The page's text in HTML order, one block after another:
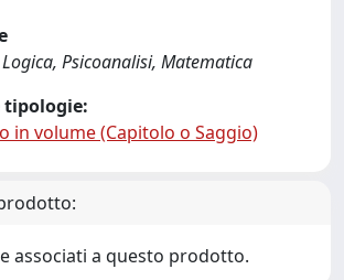
Psicoanalisi, Matematica
tipologie:
in volume (Capitolo o Saggio)
associati a questo prodotto.